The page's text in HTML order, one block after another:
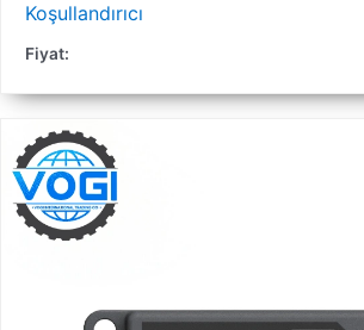
Koşullandırıcı
Fiyat: